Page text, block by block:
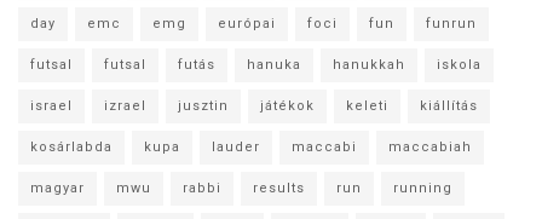
day emc emg európai foci fun funrun
futsal futsal futás hanuka hanukkah iskola
israel izrael jusztin játékok keleti kiállítás
kosárlabda kupa lauder maccabi maccabiah
magyar mwu rabbi results run running